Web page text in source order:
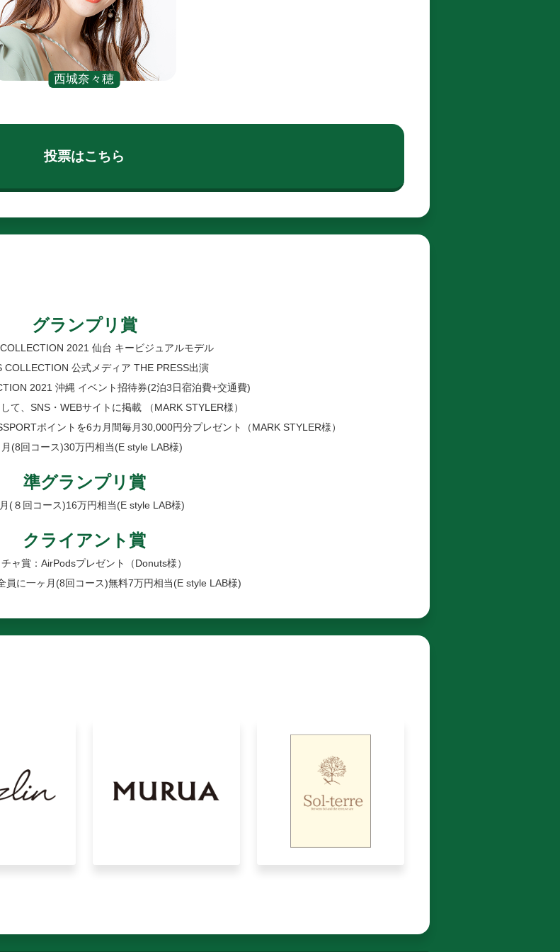
PERFORMANCE
TICKET / ACCESS
CONTACT
西城奈々穂
投票はこちら
グランプリ賞
2021 仙台 キービジュアルモデル
COLLECTION 公式メディア THE PRESS出演
2021 沖縄 イベント招待券(2泊3日宿泊費+交通費)
て、SNS・WEBサイトに掲載 （MARK STYLER様）
ポイントを6カ月間毎月30,000円分プレゼント（MARK STYLER様）
(8回コース)30万円相当(E style LAB様)
準グランプリ賞
(８回コース)16万円相当(E style LAB様)
クライアント賞
チャ賞：AirPodsプレゼント（Donuts様）
員に一ヶ月(8回コース)無料7万円相当(E style LAB様)